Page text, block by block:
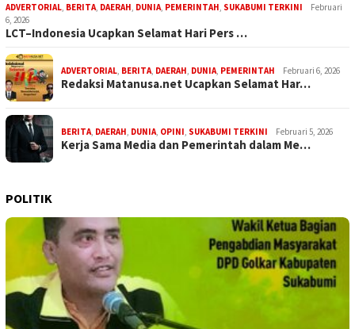
ADVERTORIAL BERITA DAERAH DUNIA PEMERINTAH SUKABUMI TERKINI
Februari
6, 2026
LCT–Indonesia Ucapkan Selamat Hari Pers …
ADVERTORIAL BERITA DAERAH DUNIA PEMERINTAH Februari 6, 2026
Redaksi Matanusa.net Ucapkan Selamat Har…
BERITA DAERAH DUNIA OPINI SUKABUMI TERKINI Februari 5, 2026
Kerja Sama Media dan Pemerintah dalam Me…
POLITIK